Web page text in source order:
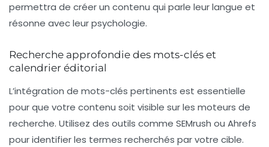
permettra de créer un contenu qui parle leur langue et
résonne avec leur psychologie.
Recherche approfondie des mots-clés et
calendrier éditorial
L’intégration de mots-clés pertinents est essentielle
pour que votre contenu soit visible sur les moteurs de
recherche. Utilisez des outils comme SEMrush ou Ahrefs
pour identifier les termes recherchés par votre cible.